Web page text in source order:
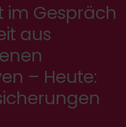
im Gespräch
aus
– Heute: